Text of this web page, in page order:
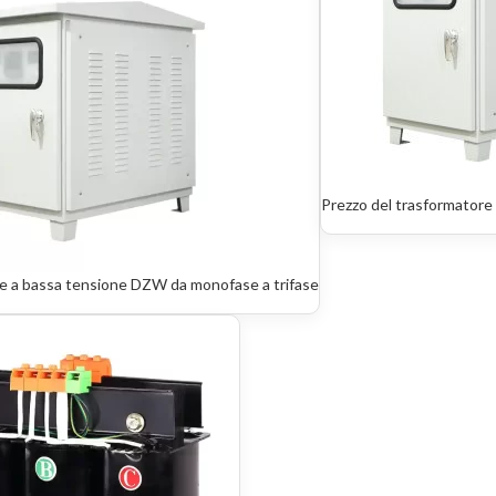
a bassa tensione DZW da monofase a trifase
Prezzo del